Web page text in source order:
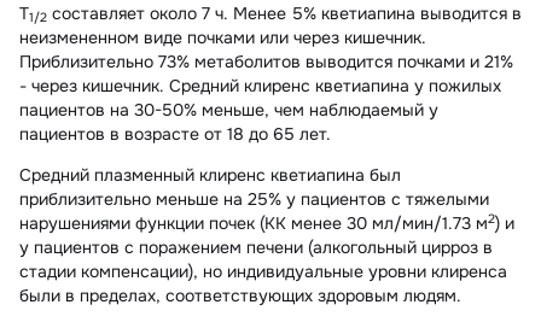
T1/2 составляет около 7 ч. Менее 5% кветиапина выводится в
неизмененном виде почками или через кишечник.
Приблизительно 73% метаболитов выводится почками и 21%
- через кишечник. Средний клиренс кветиапина у пожилых
пациентов на 30-50% меньше, чем наблюдаемый у
пациентов в возрасте от 18 до 65 лет.
Средний плазменный клиренс кветиапина был
приблизительно меньше на 25% у пациентов с тяжелыми
нарушениями функции почек (КК менее 30 мл/мин/1.73 м2) и
у пациентов с поражением печени (алкогольный цирроз в
стадии компенсации), но индивидуальные уровни клиренса
были в пределах, соответствующих здоровым людям.